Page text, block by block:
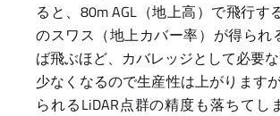
ると、80m AGL（地上高）で飛行す
のスワス（地上カバー率）が得られ
ば飛ぶほど、カバレッジとして必要
少なくなるので生産性は上がります
られるLiDAR点群の精度も落ちてし